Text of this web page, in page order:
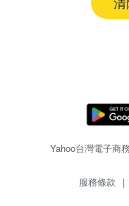
Yahoo台灣電子商
服務條款 |